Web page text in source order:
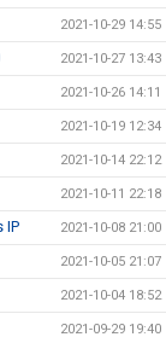
2021-10-29 14:55
2021-10-27 13:43
2021-10-26 14:11
2021-10-19 12:34
2021-10-14 22:12
2021-10-11 22:18
IP 2021-10-08 21:00
2021-10-05 21:07
2021-10-04 18:52
2021-09-29 19:40